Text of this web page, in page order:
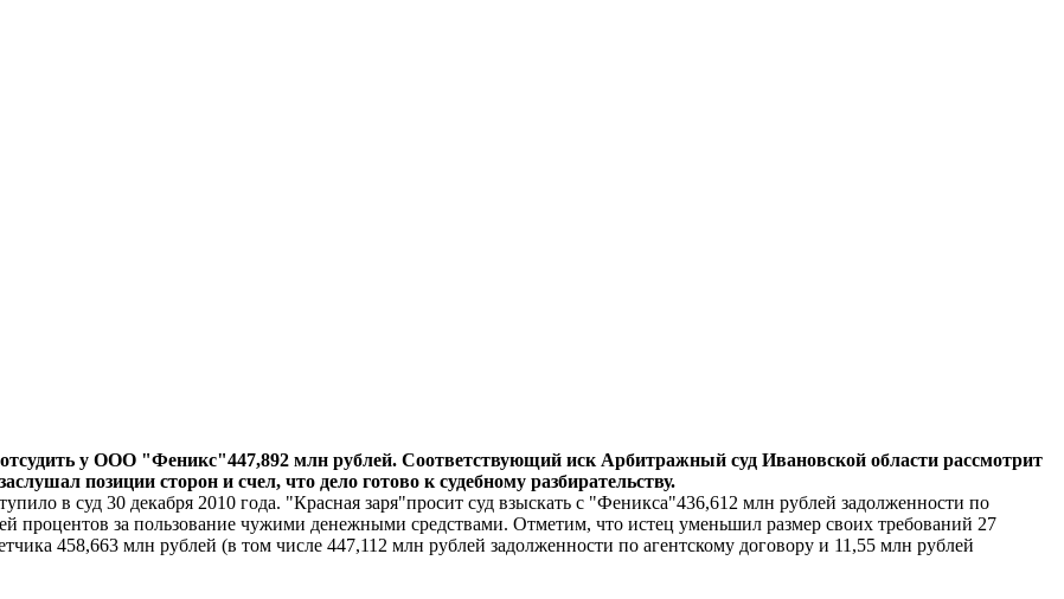
у ООО "Феникс"447,892 млн рублей. Соответствующий иск Арбитражный суд Ивановской области рассмотрит
позиции сторон и счел, что дело готово к судебному разбирательству.
в суд 30 декабря 2010 года. "Красная заря"просит суд взыскать с "Феникса"436,612 млн рублей задолженности по
процентов за пользование чужими денежными средствами. Отметим, что истец уменьшил размер своих требований 27
458,663 млн рублей (в том числе 447,112 млн рублей задолженности по агентскому договору и 11,55 млн рублей